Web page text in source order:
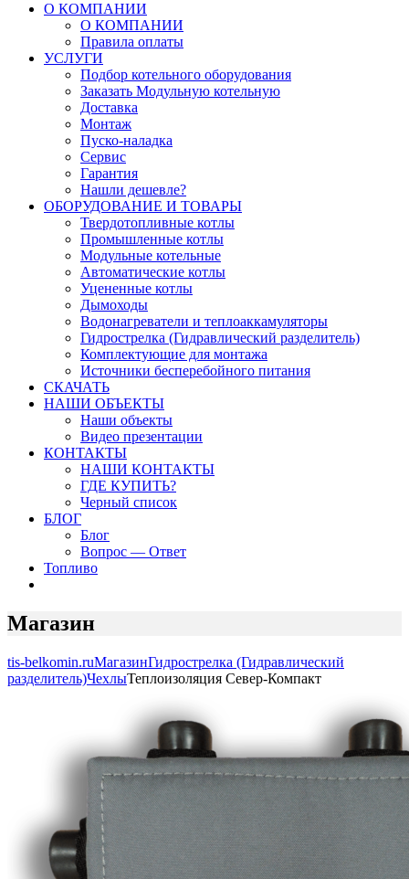
О КОМПАНИИ
О КОМПАНИИ
Правила оплаты
УСЛУГИ
Подбор котельного оборудования
Заказать Модульную котельную
Доставка
Монтаж
Пуско-наладка
Сервис
Гарантия
Нашли дешевле?
ОБОРУДОВАНИЕ И ТОВАРЫ
Твердотопливные котлы
Промышленные котлы
Модульные котельные
Автоматические котлы
Уцененные котлы
Дымоходы
Водонагреватели и теплоаккамуляторы
Гидрострелка (Гидравлический разделитель)
Комплектующие для монтажа
Источники бесперебойного питания
СКАЧАТЬ
НАШИ ОБЪЕКТЫ
Наши объекты
Видео презентации
КОНТАКТЫ
НАШИ КОНТАКТЫ
ГДЕ КУПИТЬ?
Черный список
БЛОГ
Блог
Вопрос — Ответ
Топливо
Магазин
tis-belkomin.ruМагазинГидрострелка (Гидравлический
разделитель)ЧехлыТеплоизоляция Север-Компакт